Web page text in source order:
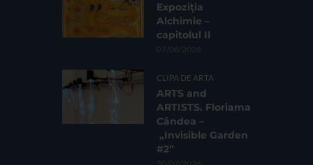
Expoziția
Alchimie –
capitolul II
07/08/2026
CLIPA DE ARTA
ARTS and
ARTISTS. Floriama
Cândea –
„Invisible Garden
#2”